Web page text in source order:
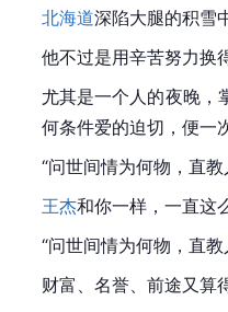
北海道深陷大腿的积雪
他不过是用辛苦努力换
尤其是一个人的夜晚，
何条件爱的迫切，便一
“问世间情为何物，直
王杰和你一样，一直这
“问世间情为何物，直
财富、名誉、前途又算